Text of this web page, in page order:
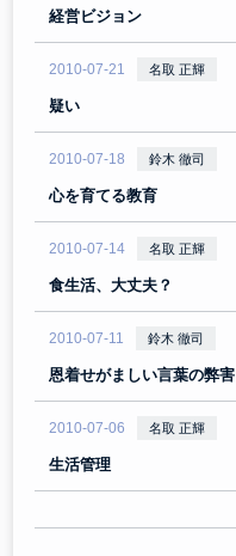
経営ビジョン
2010-07-21 名取 正輝
疑い
2010-07-18 鈴木 徹司
心を育てる教育
2010-07-14 名取 正輝
食生活、大丈夫？
2010-07-11 鈴木 徹司
恩着せがましい言葉の弊害
2010-07-06 名取 正輝
生活管理